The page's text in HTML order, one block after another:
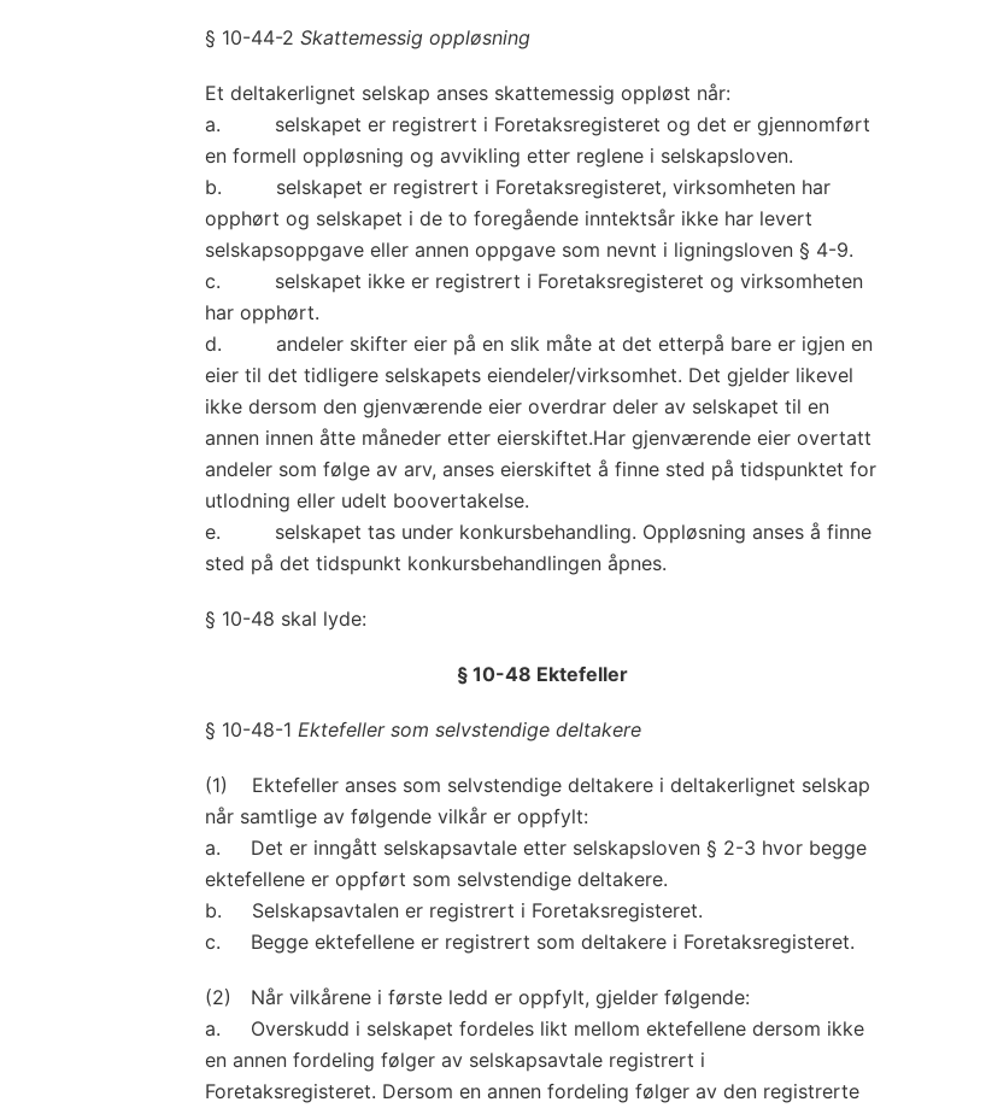
§ 10-44-2 Skattemessig oppløsning
Et deltakerlignet selskap anses skattemessig oppløst når:
a. selskapet er registrert i Foretaksregisteret og det er gjennomført
en formell oppløsning og avvikling etter reglene i selskapsloven.
b. selskapet er registrert i Foretaksregisteret, virksomheten har
opphørt og selskapet i de to foregående inntektsår ikke har levert
selskapsoppgave eller annen oppgave som nevnt i ligningsloven § 4-9.
c. selskapet ikke er registrert i Foretaksregisteret og virksomheten
har opphørt.
d. andeler skifter eier på en slik måte at det etterpå bare er igjen en
eier til det tidligere selskapets eiendeler/virksomhet. Det gjelder likevel
ikke dersom den gjenværende eier overdrar deler av selskapet til en
annen innen åtte måneder etter eierskiftet.Har gjenværende eier overtatt
andeler som følge av arv, anses eierskiftet å finne sted på tidspunktet for
utlodning eller udelt boovertakelse.
e. selskapet tas under konkursbehandling. Oppløsning anses å finne
sted på det tidspunkt konkursbehandlingen åpnes.
§ 10-48 skal lyde:
§ 10-48 Ektefeller
§ 10-48-1 Ektefeller som selvstendige deltakere
(1) Ektefeller anses som selvstendige deltakere i deltakerlignet selskap
når samtlige av følgende vilkår er oppfylt:
a. Det er inngått selskapsavtale etter selskapsloven § 2-3 hvor begge
ektefellene er oppført som selvstendige deltakere.
b. Selskapsavtalen er registrert i Foretaksregisteret.
c. Begge ektefellene er registrert som deltakere i Foretaksregisteret.
(2)
Når vilkårene i første ledd er oppfylt, gjelder følgende:
a. Overskudd i selskapet fordeles likt mellom ektefellene dersom ikke
en annen fordeling følger av selskapsavtale registrert i
Foretaksregisteret. Dersom en annen fordeling følger av den registrerte